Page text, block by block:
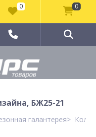
БЖ25-21
галантерея
0 0